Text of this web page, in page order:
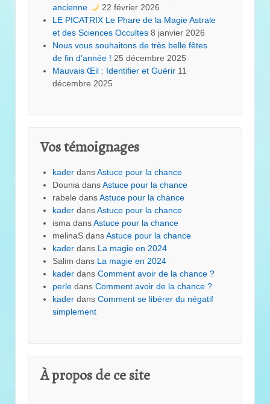
ancienne
22 février 2026
LE PICATRIX Le Phare de la Magie Astrale
et des Sciences Occultes 8 janvier 2026
Nous vous souhaitons de très belle fêtes
de fin d’année ! 25 décembre 2025
Mauvais Œil : Identifier et Guérir 11
décembre 2025
Vos témoignages
kader dansAstuce pour la chance
Dounia dansAstuce pour la chance
rabele dansAstuce pour la chance
kader dansAstuce pour la chance
isma dansAstuce pour la chance
melinaS dansAstuce pour la chance
kader dans La magie en 2024
Salim dans La magie en 2024
kader dans Comment avoir de la chance ?
perle dans Comment avoir de la chance ?
kader dans Comment se libérer du négatif
simplement
À propos de ce site